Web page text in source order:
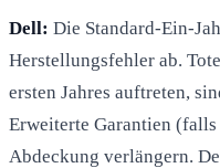
Dell: Die Standard-Ein-
Herstellungsfehler ab.
ersten Jahres auftreten,
Erweiterte Garantien
Abdeckung verlängern.